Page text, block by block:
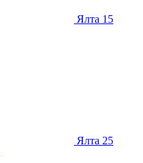
Ялта 15
Ялта 25